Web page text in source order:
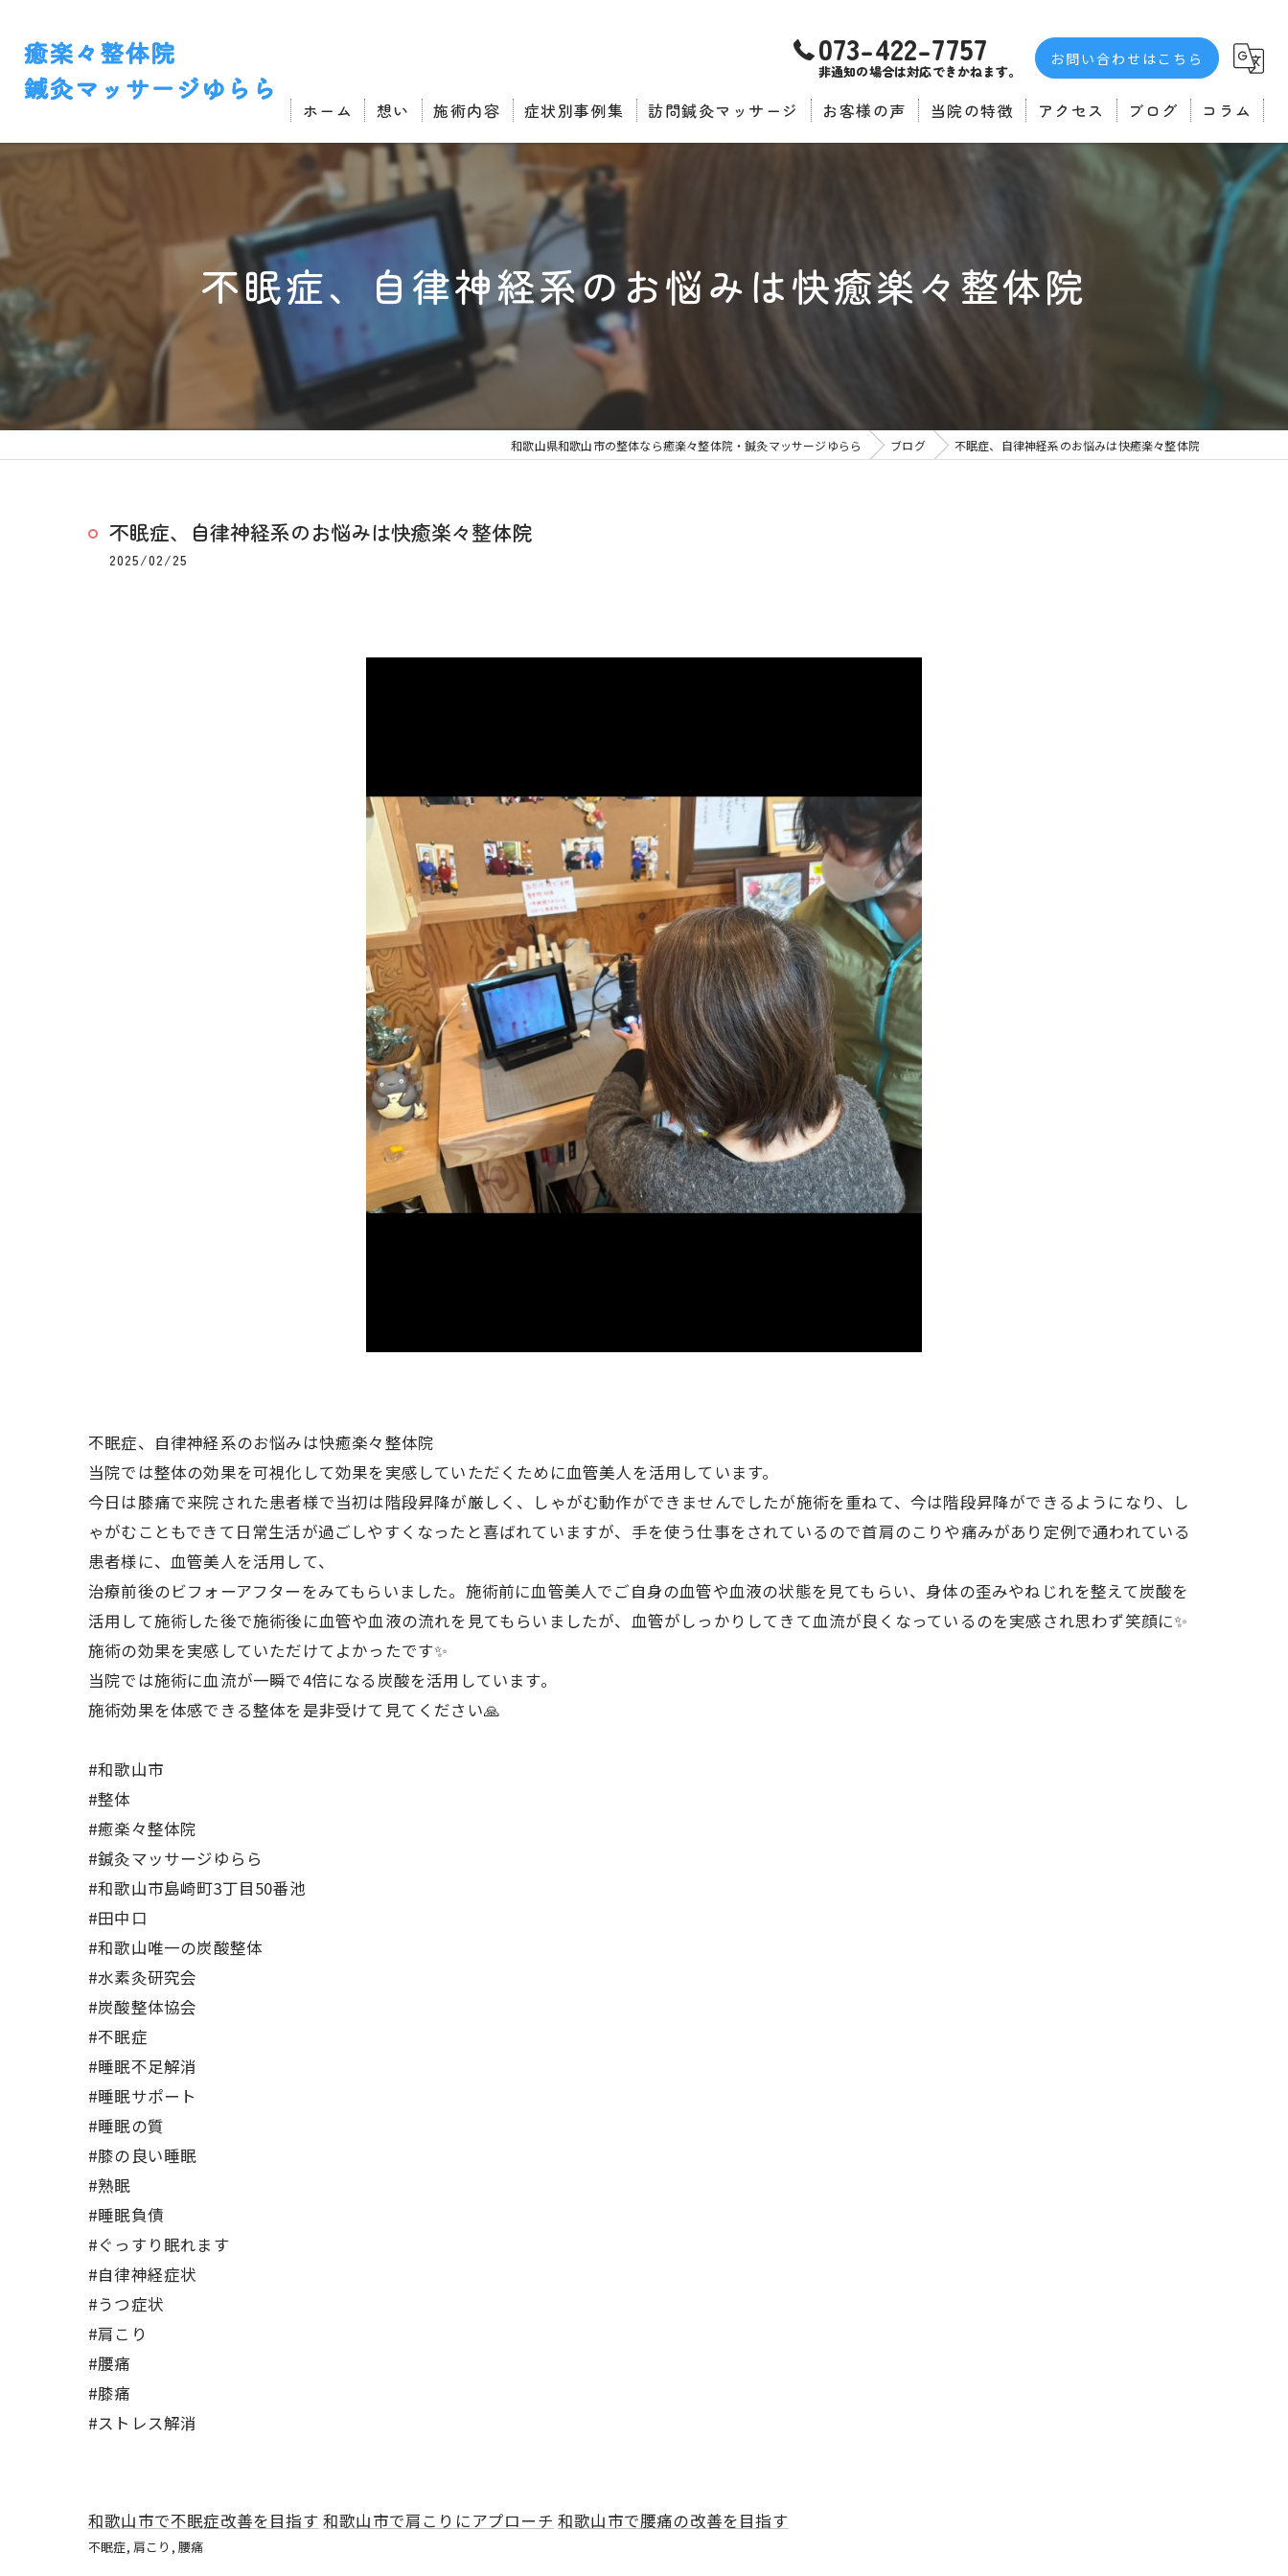
073-422-7757
非通知の場合は対応できかねます。
お問い合わせはこちら
ホーム 想い 施術内容 症状別事例集 訪問鍼灸マッサージ お客様の声 当院の特徴
マッサージ
肩こり
アクセス ブログ コラム
不眠症、自律神経系のお悩みは快癒楽々整体院
和歌山県和歌山市の整体なら癒楽々整体院・鍼灸マッサージゆらら ブログ 不眠症、自律神経系のお悩みは快癒楽々整体院
不眠症、自律神経系のお悩みは快癒楽々整体院
2025/02/25
不眠症、自律神経系のお悩みは快癒楽々整体院
当院では整体の効果を可視化して効果を実感していただくために血管美人を活用しています。
今日は膝痛で来院された患者様で当初は階段昇降が厳しく、しゃがむ動作ができませんでしたが施術を重ねて、今は階段昇降ができるようになり、し
ゃがむこともできて日常生活が過ごしやすくなったと喜ばれていますが、手を使う仕事をされているので首肩のこりや痛みがあり定例で通われている
患者様に、血管美人を活用して、
治療前後のビフォーアフターをみてもらいました。施術前に血管美人でご自身の血管や血液の状態を見てもらい、身体の歪みやねじれを整えて炭酸を
活用して施術した後で施術後に血管や血液の流れを見てもらいましたが、血管がしっかりしてきて血流が良くなっているのを実感され思わず笑顔に✨
施術の効果を実感していただけてよかったです✨
当院では施術に血流が一瞬で4倍になる炭酸を活用しています。
施術効果を体感できる整体を是非受けて見てください🙏
#和歌山市
#整体
#癒楽々整体院
#鍼灸マッサージゆらら
#和歌山市島崎町3丁目50番池
#田中口
#和歌山唯一の炭酸整体
#水素灸研究会
#炭酸整体協会
#不眠症
#睡眠不足解消
#睡眠サポート
#睡眠の質
#膝の良い睡眠
#熟眠
#睡眠負債
#ぐっすり眠れます
#自律神経症状
#うつ症状
#肩こり
#腰痛
#膝痛
#ストレス解消
和歌山市で不眠症改善を目指す 和歌山市で肩こりにアプローチ 和歌山市で腰痛の改善を目指す
不眠症 肩こり 腰痛